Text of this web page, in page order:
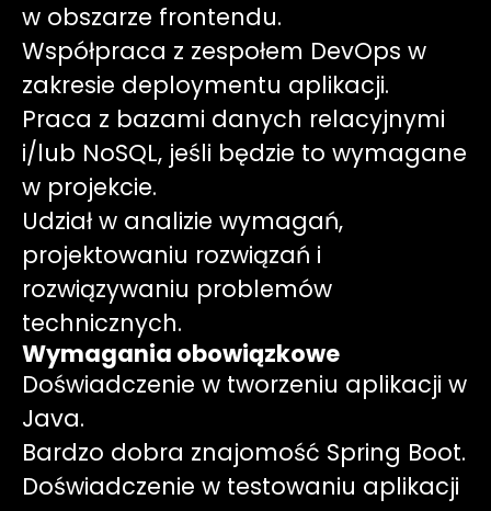
w obszarze frontendu.
Współpraca z zespołem DevOps w
zakresie deploymentu aplikacji.
Praca z bazami danych relacyjnymi
i/lub NoSQL, jeśli będzie to wymagane
w projekcie.
Udział w analizie wymagań,
projektowaniu rozwiązań i
rozwiązywaniu problemów
technicznych.
Wymagania obowiązkowe
Doświadczenie w tworzeniu aplikacji w
Java.
Bardzo dobra znajomość Spring Boot.
Doświadczenie w testowaniu aplikacji